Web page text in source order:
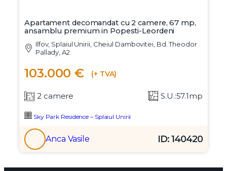
Apartament decomandat cu 2 camere, 67 mp,
ansamblu premium in Popesti-Leordeni
Ilfov, Splaiul Unirii, Cheiul Dambovitei, Bd. Theodor
Pallady, A2
103.000 € (+ TVA)
2 camere S.U.:57.1mp
Sky Park Residence – Splaiul Unirii
Anca Vasile ID: 140420